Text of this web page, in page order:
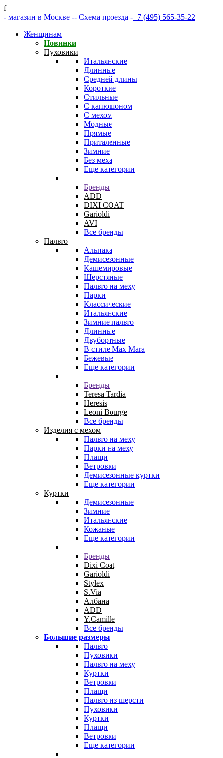
f
- магазин в Москве -- Схема проезда -+7 (495) 565-35-22
Женщинам
Новинки
Пуховики
Итальянские
Длинные
Средней длины
Короткие
Стильные
С капюшоном
С мехом
Модные
Прямые
Приталенные
Зимние
Без меха
Еще категории
Бренды
ADD
DIXI COAT
Garioldi
AVI
Все бренды
Пальто
Альпака
Демисезонные
Кашемировые
Шерстяные
Пальто на меху
Парки
Классические
Итальянские
Зимние пальто
Длинные
Двубортные
В стиле Max Mara
Бежевые
Еще категории
Бренды
Teresa Tardia
Heresis
Leoni Bourge
Все бренды
Изделия с мехом
Пальто на меху
Парки на меху
Плащи
Ветровки
Демисезонные куртки
Еще категории
Куртки
Демисезонные
Зимние
Итальянские
Кожаные
Еще категории
Бренды
Dixi Coat
Garioldi
Stylex
S.Via
Албана
ADD
Y.Camille
Все бренды
Большие размеры
Пальто
Пуховики
Пальто на меху
Куртки
Ветровки
Плащи
Пальто из шерсти
Пуховики
Куртки
Плащи
Ветровки
Еще категории